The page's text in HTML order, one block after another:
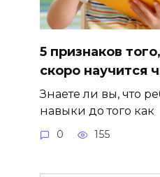
5 признаков
скоро научится
Знаете ли вы, что
навыки до того как
0 155